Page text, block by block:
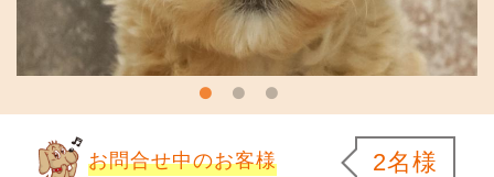
お問合せ中のお客様 2名様